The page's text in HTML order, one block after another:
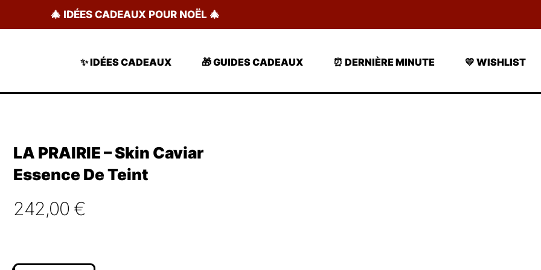
🎄 IDÉES CADEAUX POUR NOËL 🎄
✨ IDÉES CADEAUX 🎁 GUIDES CADEAUX ⏰ DERNIÈRE MINUTE 💛 WISHLIST
LA PRAIRIE – Skin Caviar
Essence De Teint
242,00 €